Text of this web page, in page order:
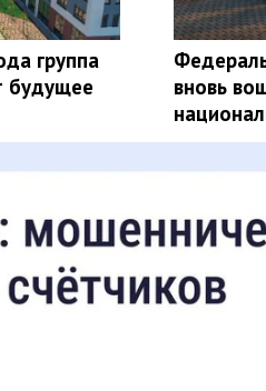
группа
будущее
вновь